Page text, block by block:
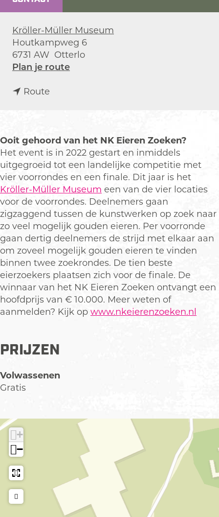
Kröller-Müller Museum
Houtkampweg 6
6731 AW Otterlo
Plan je routen
e
i
e
r
e
n
z
o
e
k
e
n
Route
N
K
e
i
e
r
e
n
z
o
e
k
e
n
Ooit gehoord van het NK Eieren Zoeken?
Het event is in 2022 gestart en inmiddels
uitgegroeid tot een landelijke competitie met
vier voorrondes en een finale. Dit jaar is het
Kröller-Müller Museum een van de vier locaties
voor de voorrondes. Deelnemers gaan
zigzaggend tussen de kunstwerken op zoek naar
zo veel mogelijk gouden eieren. Per voorronde
gaan dertig deelnemers de strijd met elkaar aan
om zoveel mogelijk gouden eieren te vinden
binnen twee zoekrondes. De tien beste
eierzoekers plaatsen zich voor de finale. De
winnaar van het NK Eieren Zoeken ontvangt een
hoofdprijs van € 10.000. Meer weten of
aanmelden? Kijk op www.nkeierenzoeken.nl
PRIJZEN
Volwassenen
Gratis
+
−